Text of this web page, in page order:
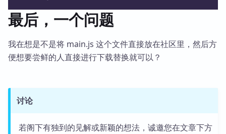
最后，一个问题
我在想是不是将 main.js 这个文件直接放在社区里，然后方
便想要尝鲜的人直接进行下载替换就可以？
讨论
若阁下有独到的见解或新颖的想法，诚邀您在文章下方